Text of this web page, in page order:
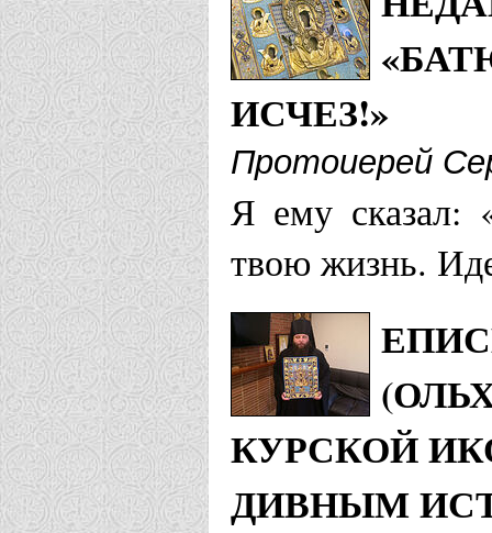
(Берлинско-
ИСЧЕЗ!»
Протоиерей
Я ему сказал:
твою жизнь.
КУРСКОЙ
ДИВНЫМ